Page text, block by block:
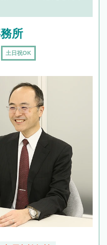
所
土日祝OK